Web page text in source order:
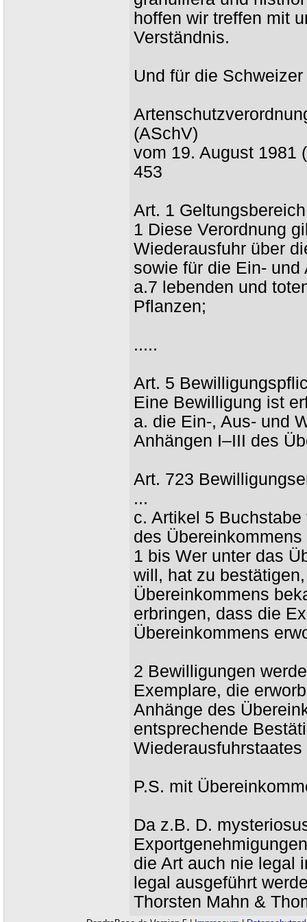
hoffen wir treffen mit
Verständnis.
Und für die
(ASchV)
vom 19. August 1981
453
Art. 1 Geltungsbereich
1 Diese Verordnung
Wiederausfuhr über
sowie für die Ein-
a.7 lebenden und
Pflanzen;
.....
Art. 5
Eine Bewilligung ist
a. die Ein-, Aus- und
Anhängen I–III des
Art. 723
...
c. Artikel 5
des
1 bis Wer unter das
will, hat zu
Übereinkommens
erbringen, dass die
Übereinkommens
2 Bewilligungen
Exemplare, die
Anhänge des
entsprechende
P.S. mit
Da z.B. D.
die Art auch nie legal
legal ausgeführt
Thorsten Mahn &